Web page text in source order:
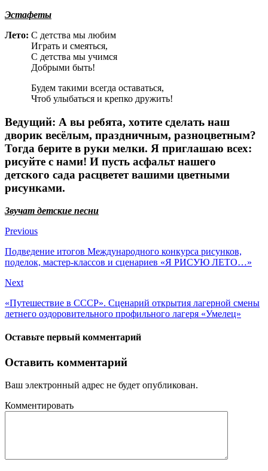
Эстафеты
Лето: С детства мы любим
Играть и смеяться,
С детства мы учимся
Добрыми быть!
Будем такими всегда оставаться,
Чтоб улыбаться и крепко дружить!
Ведущий: А вы ребята, хотите сделать наш
дворик весёлым, праздничным, разноцветным?
Тогда берите в руки мелки. Я приглашаю всех:
рисуйте с нами! И пусть асфальт нашего
детского сада расцветет вашими цветными
рисунками.
Звучат детские песни
Previous
Подведение итогов Международного конкурса рисунков,
поделок, мастер-классов и сценариев «Я РИСУЮ ЛЕТО…»
Next
«Путешествие в СССР». Сценарий открытия лагерной смены
летнего оздоровительного профильного лагеря «Умелец»
Оставьте первый комментарий
Оставить комментарий
Ваш электронный адрес не будет опубликован.
Комментировать